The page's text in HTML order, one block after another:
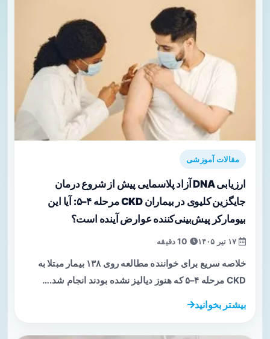
مقالات آموزشی
ارزیابی DNA آزاد پلاسمایی پیش از شروع درمان
جایگزین کلیوی در بیماران CKD مرحله ۴–۵: آیا این
بیومارکر پیش‌بینی‌کننده عوارض آینده است؟
خلاصه سریع برای خواننده مطالعه روی ۱۳۸ بیمار مبتلا به
CKD مرحله ۴–۵ که هنوز دیالیز نشده بودند انجام شد.…
بیشتر بخوانید